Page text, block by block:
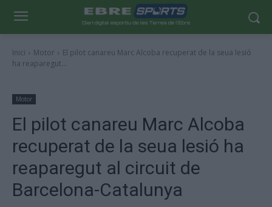
Inici Motor
El pilot canareu Marc Alcoba recuperat de la seua lesió
ha reaparegut...
Motor
El pilot canareu Marc Alcoba
recuperat de la seua lesió ha
reaparegut al circuit de
Barcelona-Catalunya